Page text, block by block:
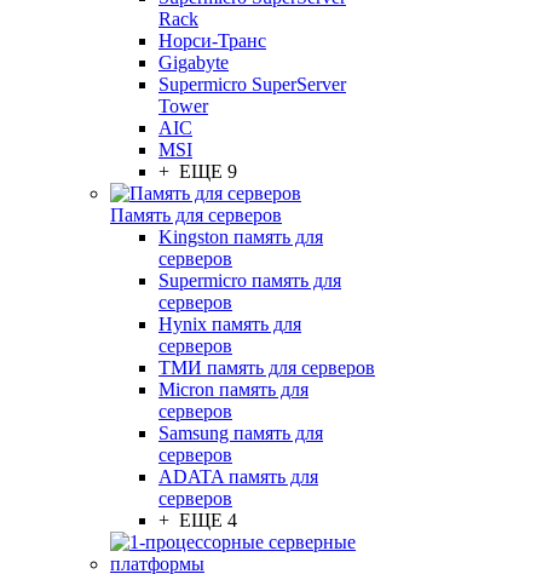
Rack
Норси-Транс
Gigabyte
Supermicro SuperServer
Tower
AIC
MSI
+ ЕЩЕ 9
Память для серверов
Kingston память для
серверов
Supermicro память для
серверов
Hynix память для
серверов
ТМИ память для серверов
Micron память для
серверов
Samsung память для
серверов
ADATA память для
серверов
+ ЕЩЕ 4